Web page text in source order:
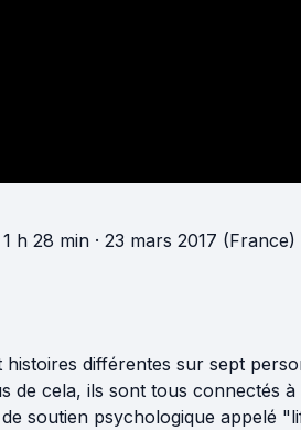
1 h 28 min · 23 mars 2017 (France)
histoires différentes sur sept
de cela, ils sont tous connectés
soutien psychologique appelé